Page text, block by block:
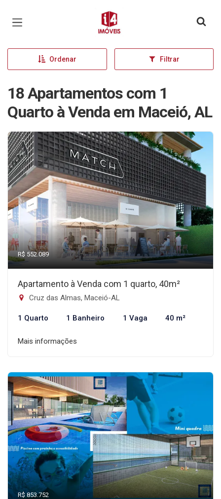
Página inicial
Ordenar Filtrar
18 Apartamentos com 1
Quarto à Venda em Maceió, AL
R$ 552.089
Apartamento à Venda com 1 quarto, 40m²
Cruz das Almas, Maceió-AL
1 Quarto 1 Banheiro 1 Vaga 40 m²
Mais informações
R$ 853.752